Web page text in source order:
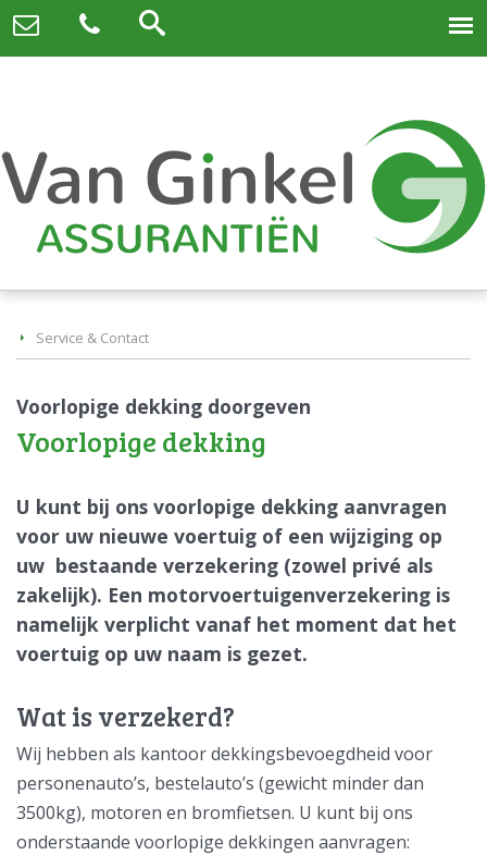
Service & Contact
Voorlopige dekking doorgeven
Voorlopige dekking
U kunt bij ons voorlopige dekking aanvragen
voor uw nieuwe voertuig of een wijziging op
uw bestaande verzekering (zowel privé als
zakelijk). Een motorvoertuigenverzekering is
namelijk verplicht vanaf het moment dat het
voertuig op uw naam is gezet.
Wat is verzekerd?
Wij hebben als kantoor dekkingsbevoegdheid voor
personenauto’s, bestelauto’s (gewicht minder dan
3500kg), motoren en bromfietsen. U kunt bij ons
onderstaande voorlopige dekkingen aanvragen: